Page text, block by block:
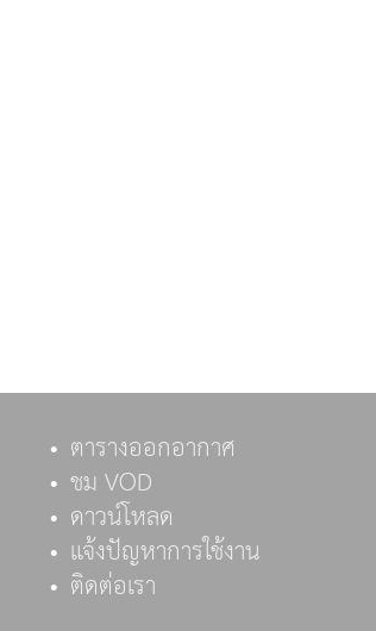
ตารางออกอากาศ
ชม VOD
ดาวน์โหลด
แจ้งปัญหาการใช้งาน
ติดต่อเรา